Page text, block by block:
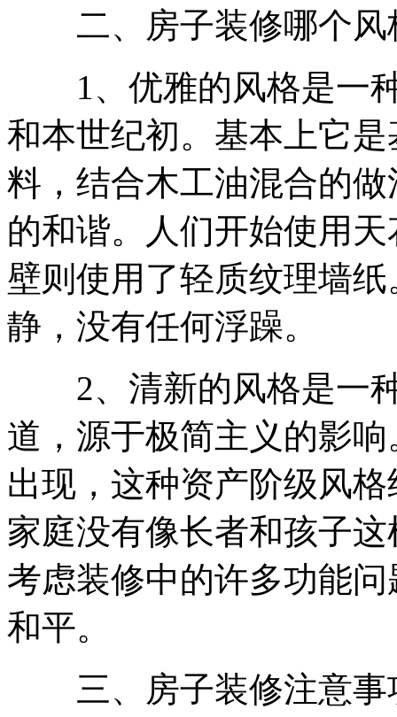
二、房子装修哪个风
1、优雅的风格是一种
和本世纪初。基本上它
料，结合木工油混合的
的和谐。人们开始使用
壁则使用了轻质纹理墙
静，没有任何浮躁。
2、清新的风格是一种
道，源于极简主义的影
出现，这种资产阶级风
家庭没有像长者和孩子
考虑装修中的许多功能
和平。
三、房子装修注意事